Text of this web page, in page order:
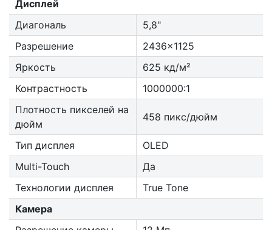
Дисплей
Диагональ
5,8"
Разрешение
2436x1125
Яркость
625 кд/м²
Контрастность
1000000:1
Плотность пикселей на
дюйм
458 пикс/дюйм
Тип дисплея
OLED
Multi-Touch
Да
Технологии дисплея
True Tone
Камера